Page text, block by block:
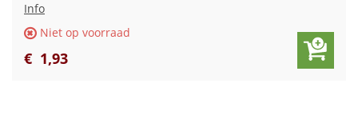
Info
Niet op voorraad
€ 1,93